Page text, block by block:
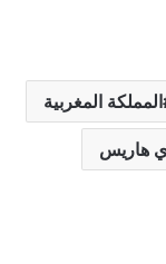
المملكة المغربية
هاريس